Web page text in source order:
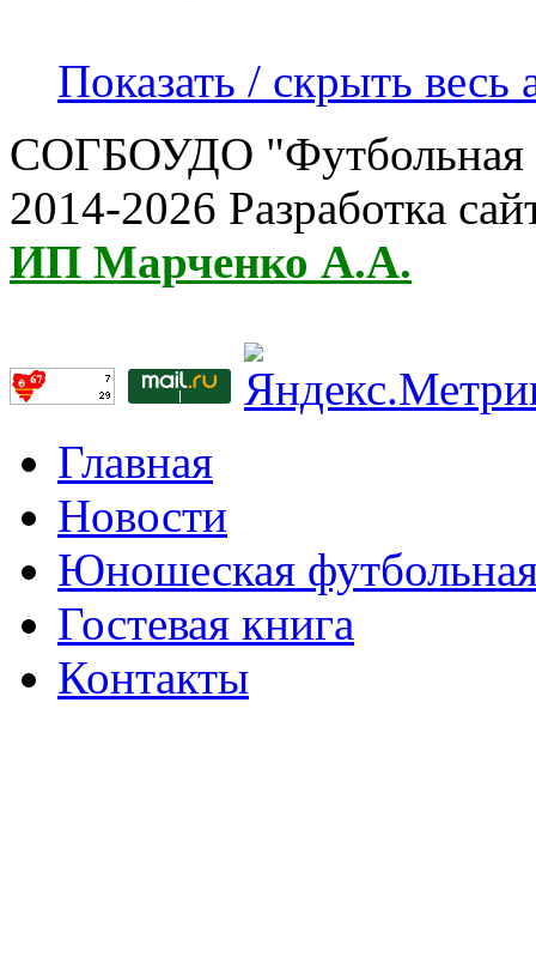
Показать / скрыть весь
СОГБОУДО "Футбольная
2014-2026 Разработка
ИП Марченко А.А.
Главная
Новости
Юношеская
Гостевая книга
Контакты